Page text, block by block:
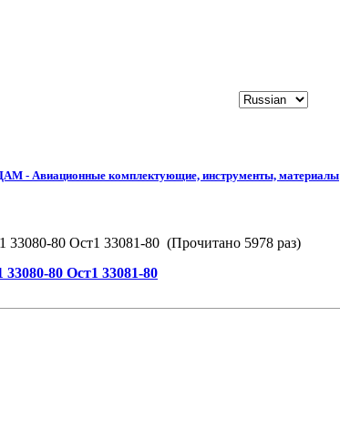
- Авиационные комплектующие, инструменты, материалы
33080-80 Ост1 33081-80 (Прочитано 5978 раз)
80 Ост1 33081-80